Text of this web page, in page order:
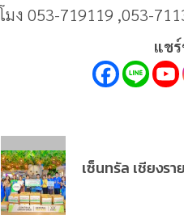
ง 053-719119 ,053-
แช
เซ็นทรัล เชียงร